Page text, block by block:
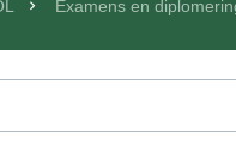
Examens en